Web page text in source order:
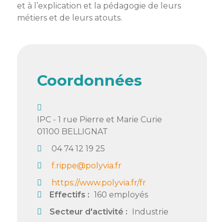
de
l’industrie
Congrès
et
Projets
collaboratifs
Agenda
Bâtiment
et à l’explication et la pédagogie de leurs
métiers et de leurs atouts.
Coordonnées
IPC - 1 rue Pierre et Marie Curie
01100 BELLIGNAT
04 74 12 19 25
f.rippe@polyvia.fr
https://www.polyvia.fr/fr
Effectifs : 160 employés
Secteur d'activité : Industrie